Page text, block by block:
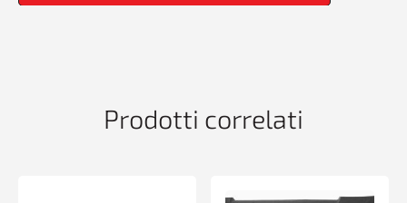
Prodotti correlati